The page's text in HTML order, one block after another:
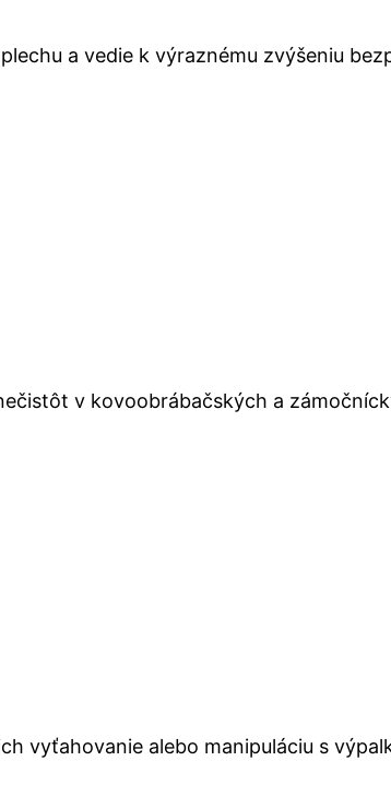
a vedie k výraznému zvýšeniu
v kovoobrábačských a
vyťahovanie alebo manipuláciu s